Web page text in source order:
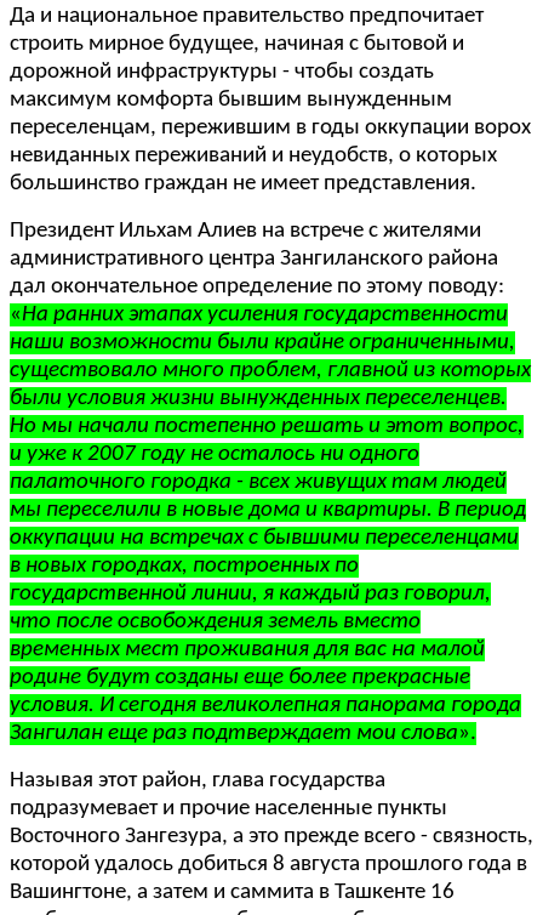
Да и национальное правительство предпочитает
строить мирное будущее, начиная с бытовой и
дорожной инфраструктуры - чтобы создать
максимум комфорта бывшим вынужденным
переселенцам, пережившим в годы оккупации ворох
невиданных переживаний и неудобств, о которых
большинство граждан не имеет представления.
Президент Ильхам Алиев на встрече с жителями
административного центра Зангиланского района
дал окончательное определение по этому поводу:
«На ранних этапах усиления государственности
наши возможности были крайне ограниченными,
существовало много проблем, главной из которых
были условия жизни вынужденных переселенцев.
Но мы начали постепенно решать и этот вопрос,
и уже к 2007 году не осталось ни одного
палаточного городка - всех живущих там людей
мы переселили в новые дома и квартиры. В период
оккупации на встречах с бывшими переселенцами
в новых городках, построенных по
государственной линии, я каждый раз говорил,
что после освобождения земель вместо
временных мест проживания для вас на малой
родине будут созданы еще более прекрасные
условия. И сегодня великолепная панорама города
Зангилан еще раз подтверждает мои слова».
Называя этот район, глава государства
подразумевает и прочие населенные пункты
Восточного Зангезура, а это прежде всего - связность,
которой удалось добиться 8 августа прошлого года в
Вашингтоне, а затем и саммита в Ташкенте 16